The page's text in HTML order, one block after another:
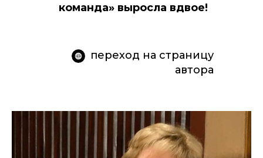
команда» выросла вдвое!
- переход на страницу
автора